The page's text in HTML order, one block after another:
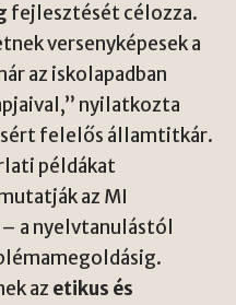
fejlesztését célozza.
versenyképesek a
az iskolapadban
nyilatkozta
felelős államtitkár.
példákat
az MI
a nyelvtanulástól
az etikus és